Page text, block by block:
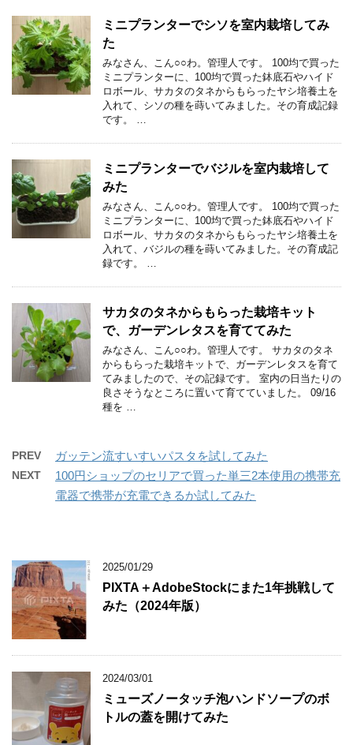
ミニプランターでシソを室内栽培してみ
た
みなさん、こん○○わ。管理人です。 100均で買った
ミニプランターに、100均で買った鉢底石やハイド
ロボール、サカタのタネからもらったヤシ培養土を
入れて、シソの種を蒔いてみました。その育成記録
です。 …
ミニプランターでバジルを室内栽培して
みた
みなさん、こん○○わ。管理人です。 100均で買った
ミニプランターに、100均で買った鉢底石やハイド
ロボール、サカタのタネからもらったヤシ培養土を
入れて、バジルの種を蒔いてみました。その育成記
録です。 …
サカタのタネからもらった栽培キット
で、ガーデンレタスを育ててみた
みなさん、こん○○わ。管理人です。 サカタのタネ
からもらった栽培キットで、ガーデンレタスを育て
てみましたので、その記録です。 室内の日当たりの
良さそうなところに置いて育てていました。 09/16
種を …
PREV ガッテン流すいすいパスタを試してみた
NEXT
100円ショップのセリアで買った単三2本使用の携帯充
電器で携帯が充電できるか試してみた
2025/01/29
PIXTA＋AdobeStockにまた1年挑戦して
みた（2024年版）
2024/03/01
ミューズノータッチ泡ハンドソープのボ
トルの蓋を開けてみた